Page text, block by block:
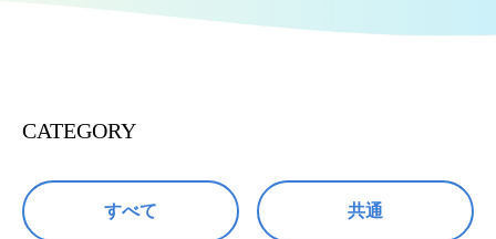
CATEGORY
すべて 共通